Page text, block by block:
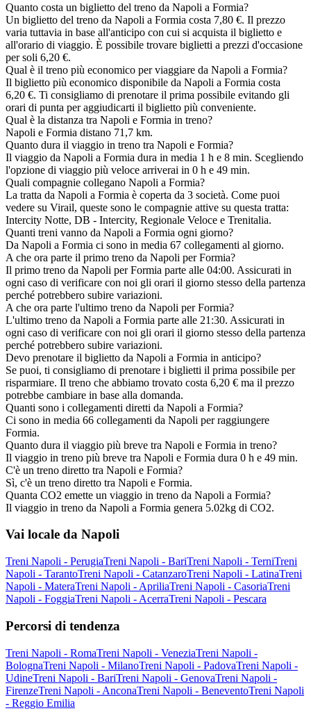
Quanto costa un biglietto del treno da Napoli a Formia?
Un biglietto del treno da Napoli a Formia costa 7,80 €. Il prezzo
varia tuttavia in base all'anticipo con cui si acquista il biglietto e
all'orario di viaggio. È possibile trovare biglietti a prezzi d'occasione
per soli 6,20 €.
Qual è il treno più economico per viaggiare da Napoli a Formia?
Il biglietto più economico disponibile da Napoli a Formia costa
6,20 €. Ti consigliamo di prenotare il prima possibile evitando gli
orari di punta per aggiudicarti il biglietto più conveniente.
Qual è la distanza tra Napoli e Formia in treno?
Napoli e Formia distano 71,7 km.
Quanto dura il viaggio in treno tra Napoli e Formia?
Il viaggio da Napoli a Formia dura in media 1 h e 8 min. Scegliendo
l'opzione di viaggio più veloce arriverai in 0 h e 49 min.
Quali compagnie collegano Napoli a Formia?
La tratta da Napoli a Formia è coperta da 3 società. Come puoi
vedere su Virail, queste sono le compagnie attive su questa tratta:
Intercity Notte, DB - Intercity, Regionale Veloce e Trenitalia.
Quanti treni vanno da Napoli a Formia ogni giorno?
Da Napoli a Formia ci sono in media 67 collegamenti al giorno.
A che ora parte il primo treno da Napoli per Formia?
Il primo treno da Napoli per Formia parte alle 04:00. Assicurati in
ogni caso di verificare con noi gli orari il giorno stesso della partenza
perché potrebbero subire variazioni.
A che ora parte l'ultimo treno da Napoli per Formia?
L'ultimo treno da Napoli a Formia parte alle 21:30. Assicurati in
ogni caso di verificare con noi gli orari il giorno stesso della partenza
perché potrebbero subire variazioni.
Devo prenotare il biglietto da Napoli a Formia in anticipo?
Se puoi, ti consigliamo di prenotare i biglietti il prima possibile per
risparmiare. Il treno che abbiamo trovato costa 6,20 € ma il prezzo
potrebbe cambiare in base alla domanda.
Quanti sono i collegamenti diretti da Napoli a Formia?
Ci sono in media 66 collegamenti da Napoli per raggiungere
Formia.
Quanto dura il viaggio più breve tra Napoli e Formia in treno?
Il viaggio in treno più breve tra Napoli e Formia dura 0 h e 49 min.
C'è un treno diretto tra Napoli e Formia?
Sì, c'è un treno diretto tra Napoli e Formia.
Quanta CO2 emette un viaggio in treno da Napoli a Formia?
Il viaggio in treno da Napoli a Formia genera 5.02kg di CO2.
Vai locale da Napoli
Treni Napoli - PerugiaTreni Napoli - BariTreni Napoli - TerniTreni
Napoli - TarantoTreni Napoli - CatanzaroTreni Napoli - LatinaTreni
Napoli - MateraTreni Napoli - ApriliaTreni Napoli - CasoriaTreni
Napoli - FoggiaTreni Napoli - AcerraTreni Napoli - Pescara
Percorsi di tendenza
Treni Napoli - RomaTreni Napoli - VeneziaTreni Napoli -
BolognaTreni Napoli - MilanoTreni Napoli - PadovaTreni Napoli -
UdineTreni Napoli - BariTreni Napoli - GenovaTreni Napoli -
FirenzeTreni Napoli - AnconaTreni Napoli - BeneventoTreni Napoli
- Reggio Emilia